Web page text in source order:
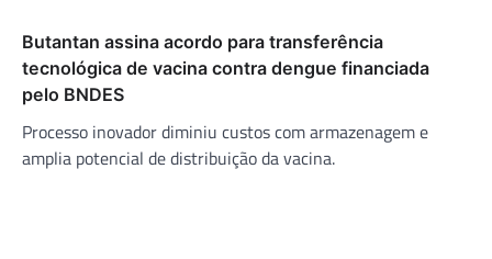
Butantan assina acordo para transferência
tecnológica de vacina contra dengue financiada
pelo BNDES
Processo inovador diminiu custos com armazenagem e
amplia potencial de distribuição da vacina.